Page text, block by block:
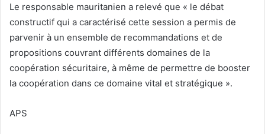
Le responsable mauritanien a relevé que « le débat
constructif qui a caractérisé cette session a permis de
parvenir à un ensemble de recommandations et de
propositions couvrant différents domaines de la
coopération sécuritaire, à même de permettre de booster
la coopération dans ce domaine vital et stratégique ».
APS